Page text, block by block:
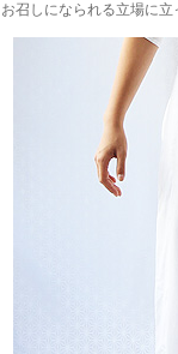
お召しになられる立場に立